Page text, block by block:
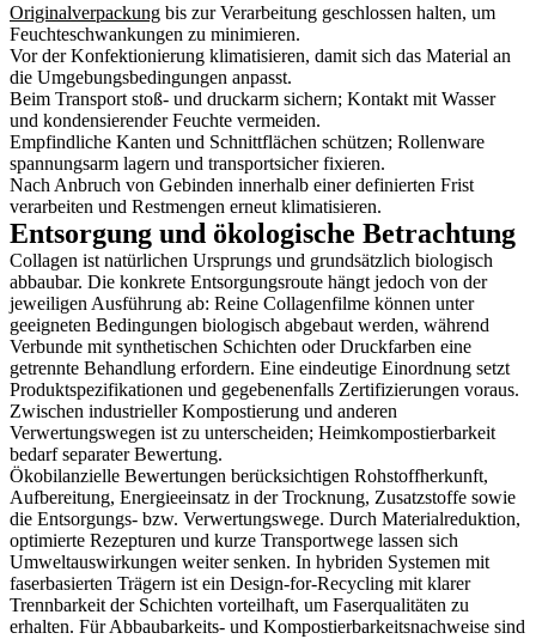
Originalverpackung bis zur Verarbeitung geschlossen halten, um
Feuchteschwankungen zu minimieren.
Vor der Konfektionierung klimatisieren, damit sich das Material an
die Umgebungsbedingungen anpasst.
Beim Transport stoß- und druckarm sichern; Kontakt mit Wasser
und kondensierender Feuchte vermeiden.
Empfindliche Kanten und Schnittflächen schützen; Rollenware
spannungsarm lagern und transportsicher fixieren.
Nach Anbruch von Gebinden innerhalb einer definierten Frist
verarbeiten und Restmengen erneut klimatisieren.
Entsorgung und ökologische Betrachtung
Collagen ist natürlichen Ursprungs und grundsätzlich biologisch
abbaubar. Die konkrete Entsorgungsroute hängt jedoch von der
jeweiligen Ausführung ab: Reine Collagenfilme können unter
geeigneten Bedingungen biologisch abgebaut werden, während
Verbunde mit synthetischen Schichten oder Druckfarben eine
getrennte Behandlung erfordern. Eine eindeutige Einordnung setzt
Produktspezifikationen und gegebenenfalls Zertifizierungen voraus.
Zwischen industrieller Kompostierung und anderen
Verwertungswegen ist zu unterscheiden; Heimkompostierbarkeit
bedarf separater Bewertung.
Ökobilanzielle Bewertungen berücksichtigen Rohstoffherkunft,
Aufbereitung, Energieeinsatz in der Trocknung, Zusatzstoffe sowie
die Entsorgungs- bzw. Verwertungswege. Durch Materialreduktion,
optimierte Rezepturen und kurze Transportwege lassen sich
Umweltauswirkungen weiter senken. In hybriden Systemen mit
faserbasierten Trägern ist ein Design-for-Recycling mit klarer
Trennbarkeit der Schichten vorteilhaft, um Faserqualitäten zu
erhalten. Für Abbaubarkeits- und Kompostierbarkeitsnachweise sind